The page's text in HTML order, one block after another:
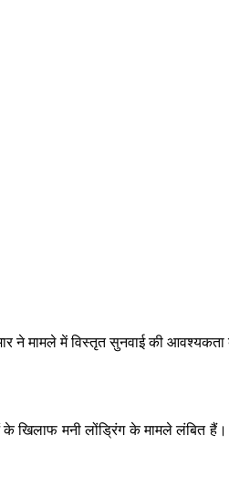
ने मामले में विस्तृत सुनवाई की आवश्यकता
मनी लोंड्रिंग के मामले लंबित हैं।